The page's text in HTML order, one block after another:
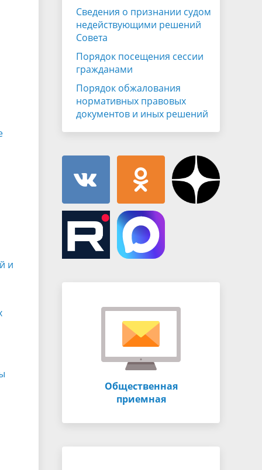
и
Сведения о признании судом
недействующими решений
Совета
Порядок посещения сессии
гражданами
Порядок обжалования
нормативных правовых
документов и иных решений
Общественная
приемная